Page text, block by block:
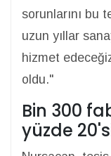
sorunlarını bu
uzun yıllar
hizmet
oldu."
Bin 300
yüzde